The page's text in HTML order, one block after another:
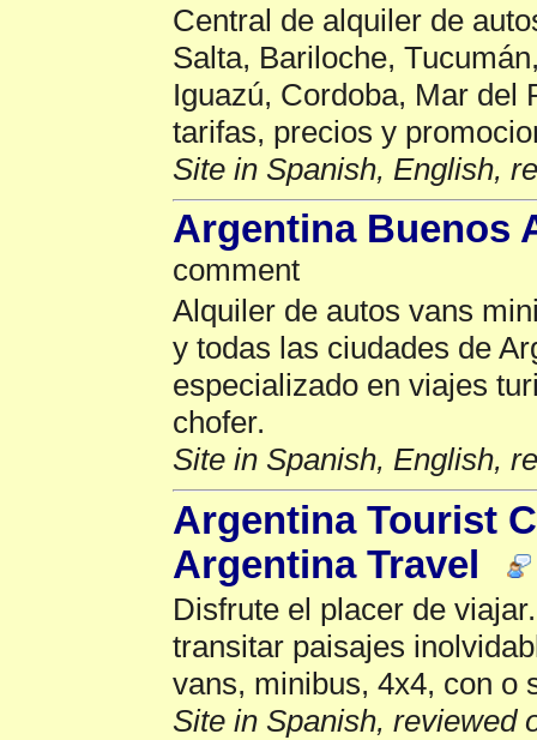
Central de alquiler de
Salta, Bariloche,
Iguazú, Cordoba, Mar del
tarifas, precios y
Site in Spanish, English,
Argentina Buenos
comment
Alquiler de autos vans
y todas las ciudades de
especializado en viajes
chofer.
Site in Spanish, English,
Argentina Tourist
Argentina Travel
Disfrute el placer de
transitar paisajes
vans, minibus, 4x4, con o
Site in Spanish, reviewed